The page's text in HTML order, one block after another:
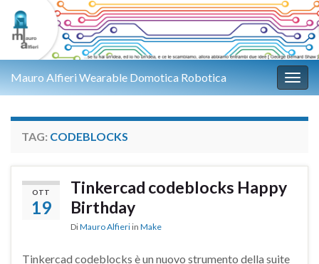
Mauro Alfieri Wearable Domotica Robotica
TAG: CODEBLOCKS
OTT
19
Tinkercad codeblocks Happy
Birthday
DiMauro Alfieri in Make
Tinkercad codeblocks è un nuovo strumento della suite